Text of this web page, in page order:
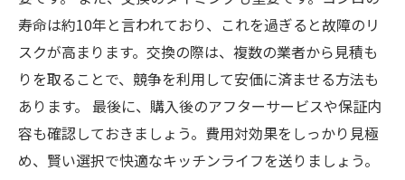
寿命は約10年と言われており、これを過ぎると故障のリ
スクが高まります。交換の際は、複数の業者から見積も
りを取ることで、競争を利用して安価に済ませる方法も
あります。 最後に、購入後のアフターサービスや保証内
容も確認しておきましょう。費用対効果をしっかり見極
め、賢い選択で快適なキッチンライフを送りましょう。